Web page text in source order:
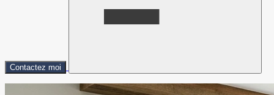
Contactez moi